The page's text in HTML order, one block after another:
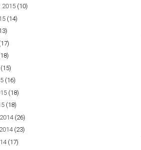
2015 (10)
(14)
(15)
(16)
(18)
(18)
(26)
(23)
(17)